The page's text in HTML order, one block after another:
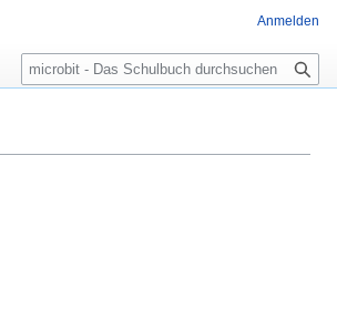
Anmelden
Suche